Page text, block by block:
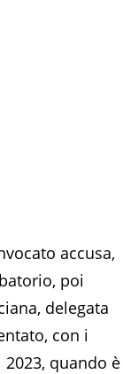
accusa,
poi
delegata
con i
quando è